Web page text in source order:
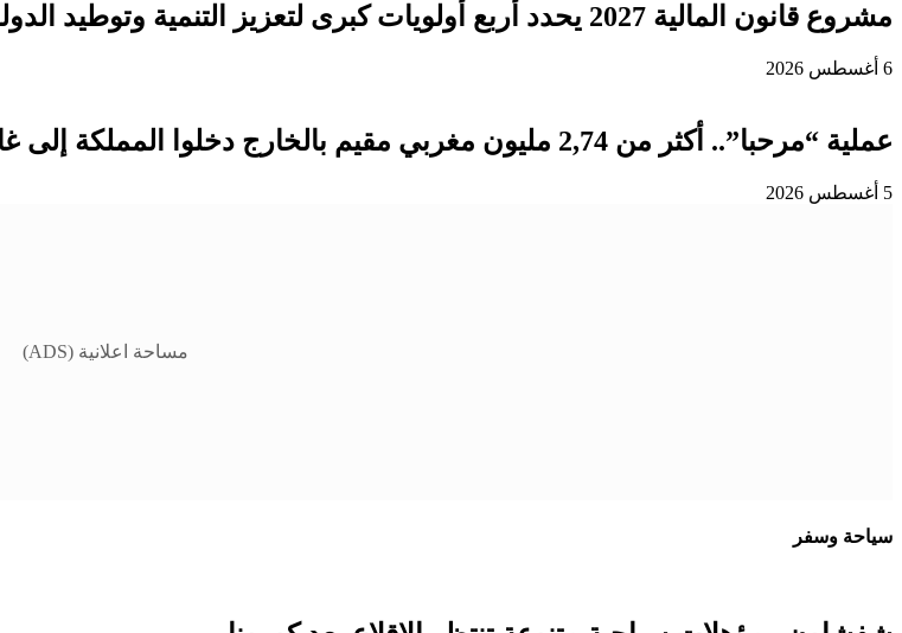
مشروع قانون المالية 2027 يحدد أربع أولويات كبرى لتعزيز التنمية وتوطيد الدولة الاجتماعية
6 أغسطس 2026
عملية “مرحبا”.. أكثر من 2,74 مليون مغربي مقيم بالخارج دخلوا المملكة إلى غاية 3 غشت
5 أغسطس 2026
مساحة اعلانية (ADS)
سياحة وسفر